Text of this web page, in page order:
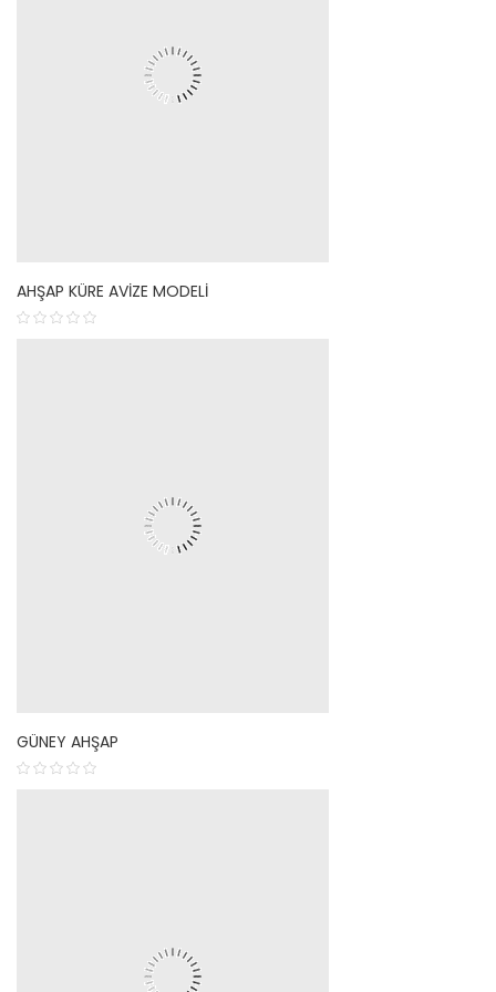
AHŞAP KÜRE AVIZE MODELI
GÜNEY AHŞAP